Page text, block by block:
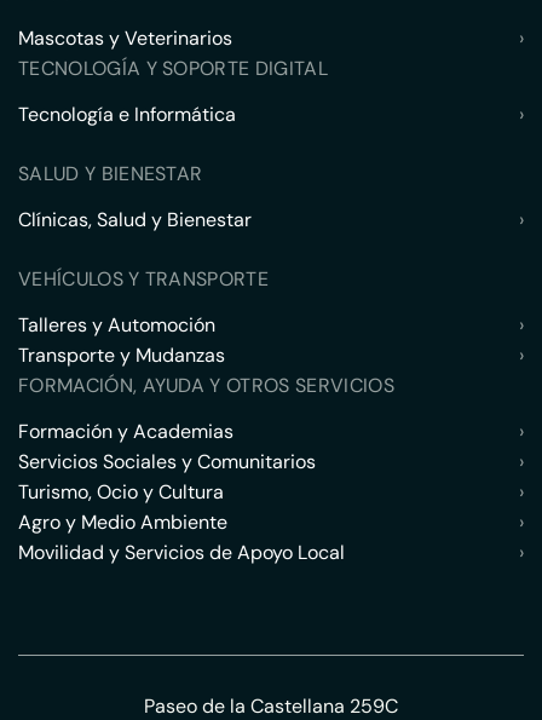
Mascotas y Veterinarios
›
TECNOLOGÍA Y SOPORTE DIGITAL
Tecnología e Informática
›
SALUD Y BIENESTAR
Clínicas, Salud y Bienestar
›
VEHÍCULOS Y TRANSPORTE
Talleres y Automoción
›
Transporte y Mudanzas
›
FORMACIÓN, AYUDA Y OTROS SERVICIOS
Formación y Academias
›
Servicios Sociales y Comunitarios
›
Turismo, Ocio y Cultura
›
Agro y Medio Ambiente
›
Movilidad y Servicios de Apoyo Local
›
Paseo de la Castellana 259C